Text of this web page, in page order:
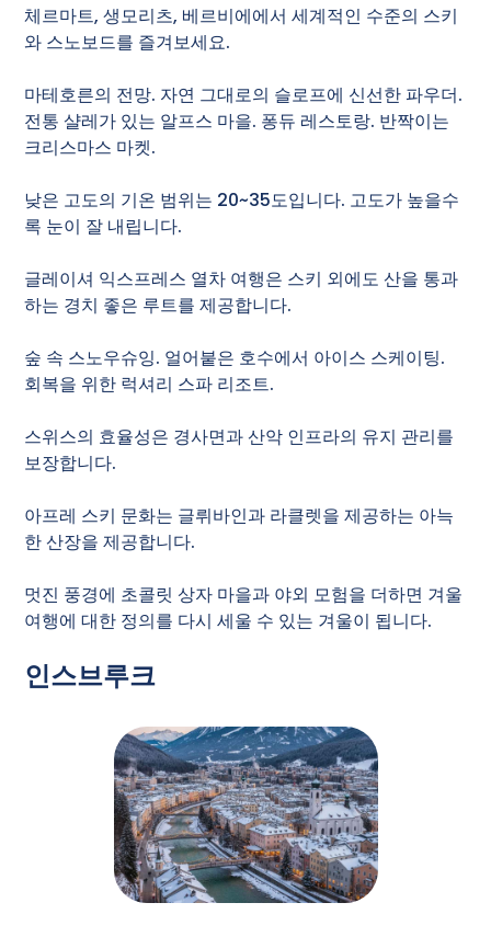
체르마트, 생모리츠, 베르비에에서 세계적인 수준의 스키
와 스노보드를 즐겨보세요.
마테호른의 전망. 자연 그대로의 슬로프에 신선한 파우더.
전통 샬레가 있는 알프스 마을. 퐁듀 레스토랑. 반짝이는
크리스마스 마켓.
낮은 고도의 기온 범위는 20~35도입니다. 고도가 높을수
록 눈이 잘 내립니다.
글레이셔 익스프레스 열차 여행은 스키 외에도 산을 통과
하는 경치 좋은 루트를 제공합니다.
숲 속 스노우슈잉. 얼어붙은 호수에서 아이스 스케이팅.
회복을 위한 럭셔리 스파 리조트.
스위스의 효율성은 경사면과 산악 인프라의 유지 관리를
보장합니다.
아프레 스키 문화는 글뤼바인과 라클렛을 제공하는 아늑
한 산장을 제공합니다.
멋진 풍경에 초콜릿 상자 마을과 야외 모험을 더하면 겨울
여행에 대한 정의를 다시 세울 수 있는 겨울이 됩니다.
인스브루크